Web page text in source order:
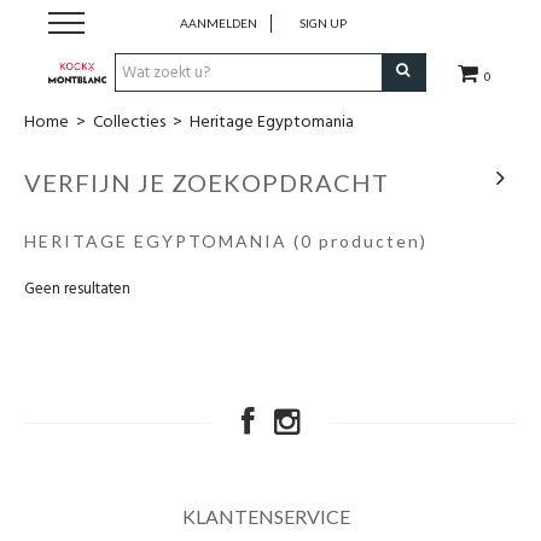
0
AANMELDEN SIGN UP
Schrijfwaren
Collecties
Home > Collecties > Heritage Egyptomania
VERFIJN JE ZOEKOPDRACHT
HERITAGE EGYPTOMANIA (0 producten)
Geen resultaten
KLANTENSERVICE